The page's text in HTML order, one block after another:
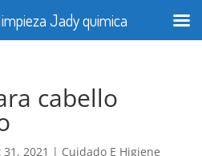
cabello
31, 2021 | Cuidado E Higiene
Jady quimica